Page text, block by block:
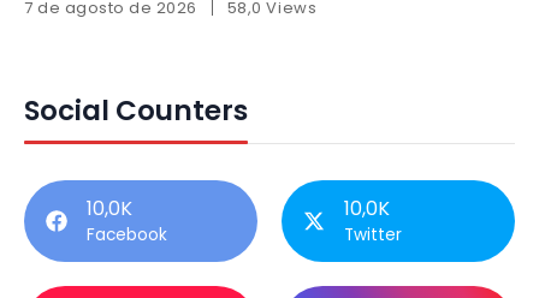
7 de agosto de 2026 58,0 Views
Social Counters
10,0K
Facebook
10,0K
Twitter